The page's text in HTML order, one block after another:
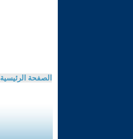
الصفحة الرئيسية